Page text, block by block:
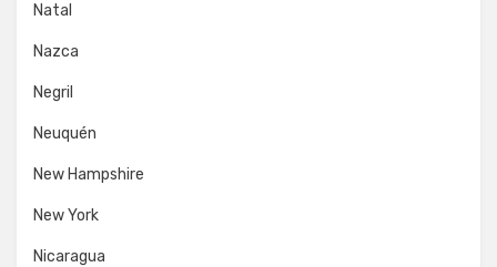
Natal
Nazca
Negril
Neuquén
New Hampshire
New York
Nicaragua